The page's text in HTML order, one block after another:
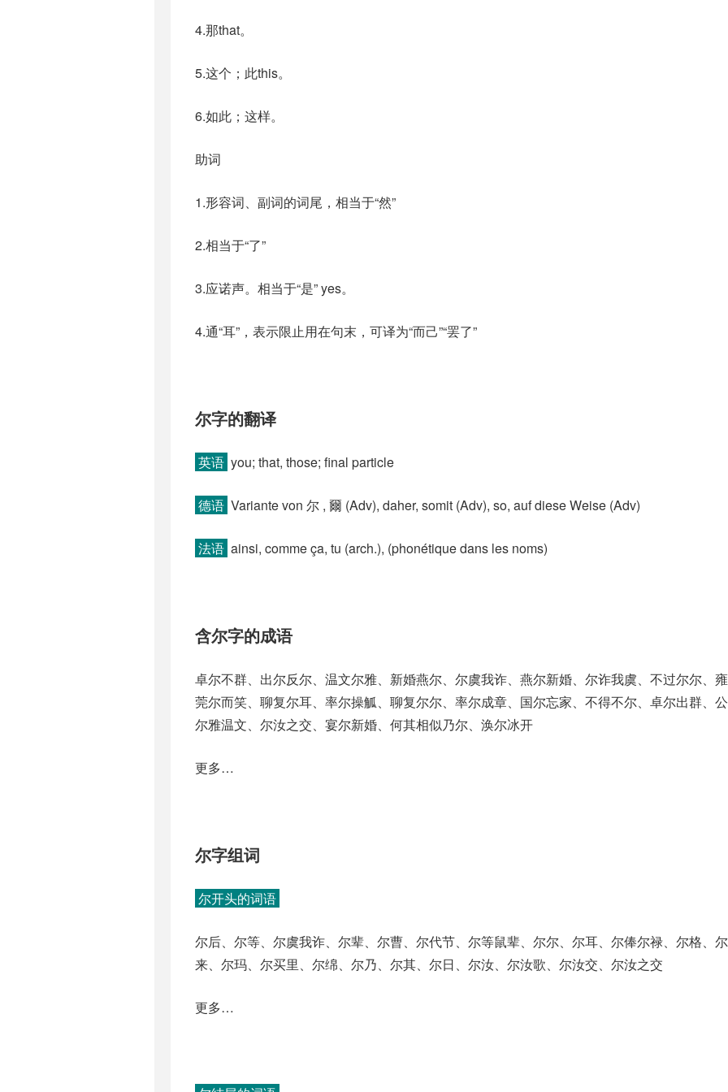
4.那that。
5.这个；此this。
6.如此；这样。
助词
1.形容词、副词的词尾，相当于“然”
2.相当于“了”
3.应诺声。相当于“是” yes。
4.通“耳”，表示限止用在句末，可译为“而己”“罢了”
尔字的翻译
英语 you; that, those; final particle
德语 Variante von 尔 , 爾 (Adv)​, daher, somit (Adv)​, so, auf diese Weise (Adv)
法语 ainsi, comme ça, tu (arch.)​, (phonétique dans les noms)​
含尔字的成语
卓尔不群、出尔反尔、温文尔雅、新婚燕尔、尔虞我诈、燕尔新婚、尔诈我虞、不过尔尔、
莞尔而笑、聊复尔耳、率尔操觚、聊复尔尔、率尔成章、国尔忘家、不得不尔、卓尔出群、
尔雅温文、尔汝之交、宴尔新婚、何其相似乃尔、涣尔冰开
更多…
尔字组词
尔开头的词语
尔后、尔等、尔虞我诈、尔辈、尔曹、尔代节、尔等鼠辈、尔尔、尔耳、尔俸尔禄、尔格、
来、尔玛、尔买里、尔绵、尔乃、尔其、尔日、尔汝、尔汝歌、尔汝交、尔汝之交
更多…